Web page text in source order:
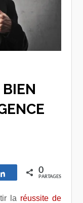
BIEN
Partagez0
PARTAGES
la réussite de